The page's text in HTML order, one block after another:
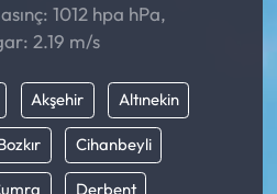
1012 hpa hPa,
2.19 m/s
Akşehir Altınekin
Cihanbeyli
Derbent